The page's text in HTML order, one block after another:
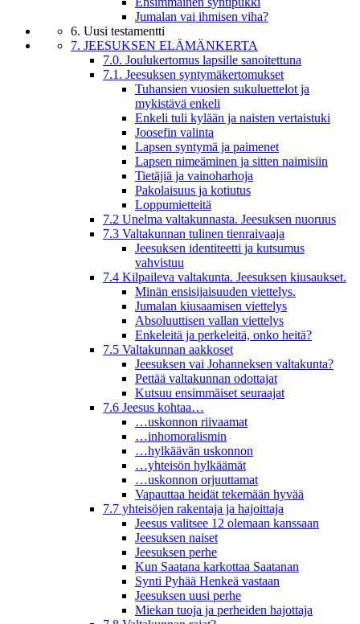
Jumalan vai ihmisen viha?
6. Uusi testamentti
7. JEESUKSEN ELÄMÄNKERTA
7.0. Joulukertomus lapsille sanoitettuna
7.1. Jeesuksen syntymäkertomukset
Tuhansien vuosien sukuluettelot ja
mykistävä enkeli
Enkeli tuli kylään ja naisten vertaistuki
Joosefin valinta
Lapsen syntymä ja paimenet
Lapsen nimeäminen ja sitten naimisiin
Tietäjiä ja vainoharhoja
Pakolaisuus ja kotiutus
Loppumietteitä
7.2 Unelma valtakunnasta. Jeesuksen nuoruus
7.3 Valtakunnan tulinen tienraivaaja
Jeesuksen identiteetti ja kutsumus
vahvistuu
7.4 Kilpaileva valtakunta. Jeesuksen kiusaukset.
Minän ensisijaisuuden viettelys.
Jumalan kiusaamisen viettelys
Absoluuttisen vallan viettelys
Enkeleitä ja perkeleitä, onko heitä?
7.5 Valtakunnan aakkoset
Jeesuksen vai Johanneksen valtakunta?
Pettää valtakunnan odottajat
Kutsuu ensimmäiset seuraajat
7.6 Jeesus kohtaa…
…uskonnon riivaamat
…inhomoralismin
…hylkäävän uskonnon
…yhteisön hylkäämät
…uskonnon orjuuttamat
Vapauttaa heidät tekemään hyvää
7.7 yhteisöjen rakentaja ja hajoittaja
Jeesus valitsee 12 olemaan kanssaan
Jeesuksen naiset
Jeesuksen perhe
Kun Saatana karkottaa Saatanan
Synti Pyhää Henkeä vastaan
Jeesuksen uusi perhe
Miekan tuoja ja perheiden hajottaja